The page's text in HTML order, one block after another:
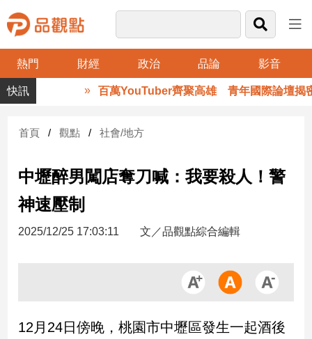
熱門 財經 政治 品論 影音
品
觀
財
台
財
新
百萬YouTuber齊聚高雄 青年國際論壇揭密
首頁 觀點 社會/地方
中壢醉男闖店奪刀喊：我要殺人！警
神速壓制
2025/12/25 17:03:11 文／品觀點綜合編輯
12月24日傍晚，桃園市中壢區發生一起酒後